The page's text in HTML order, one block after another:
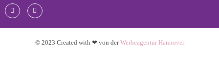
© 2023 Created with ❤ von derWerbeagentur Hannover